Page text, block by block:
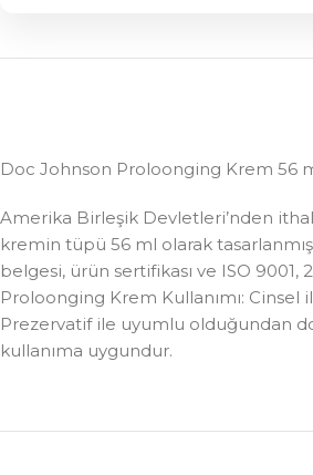
Doc Johnson Proloonging Krem 56
Amerika Birleşik Devletleri’nden
kremin tüpü 56 ml olarak
belgesi, ürün sertifikası ve ISO
Proloonging Krem Kullanımı:
Prezervatif ile uyumlu olduğundan
kullanıma uygundur.